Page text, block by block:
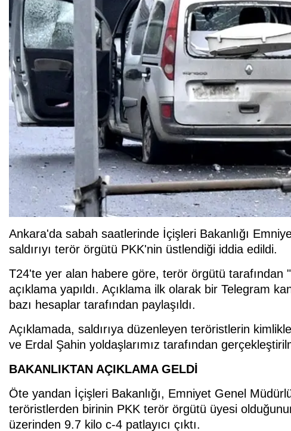
Ankara'da sabah saatlerinde İçişleri Bakanlığı
saldırıyı terör örgütü PKK'nin üstlendiği iddia edildi.
T24'te yer alan habere göre, terör örgütü tarafından
açıklama yapıldı. Açıklama ilk olarak bir Telegram
bazı hesaplar tarafından paylaşıldı.
Açıklamada, saldırıya düzenleyen teröristlerin
ve Erdal Şahin yoldaşlarımız tarafından
BAKANLIKTAN AÇIKLAMA GELDİ
Öte yandan İçişleri Bakanlığı, Emniyet Genel
teröristlerden birinin PKK terör örgütü üyesi
üzerinden 9.7 kilo c-4 patlayıcı çıktı.